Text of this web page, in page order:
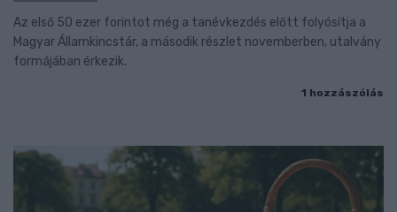
Az első 50 ezer forintot még a tanévkezdés előtt folyósítja a
Magyar Államkincstár, a második részlet novemberben, utalvány
formájában érkezik.
1 hozzászólás